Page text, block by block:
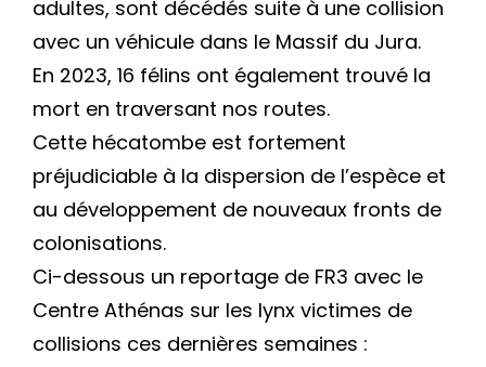
adultes, sont décédés suite à une collision
avec un véhicule dans le Massif du Jura.
En 2023, 16 félins ont également trouvé la
mort en traversant nos routes.
Cette hécatombe est fortement
préjudiciable à la dispersion de l’espèce et
au développement de nouveaux fronts de
colonisations.
Ci-dessous un reportage de FR3 avec le
Centre Athénas sur les lynx victimes de
collisions ces dernières semaines :